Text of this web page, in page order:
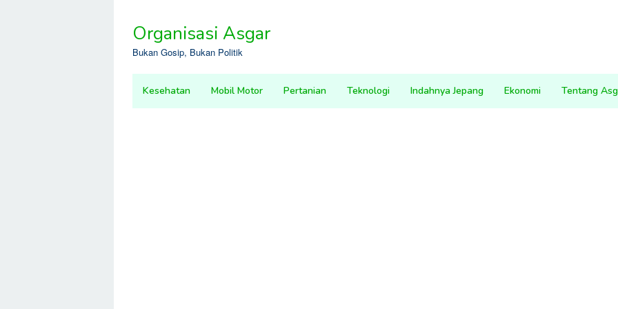
contentOrganisasi Asgar
Bukan Gosip, Bukan Politik
Kesehatan Mobil Motor Pertanian Teknologi Indahnya Jepang Ekonomi Tentang